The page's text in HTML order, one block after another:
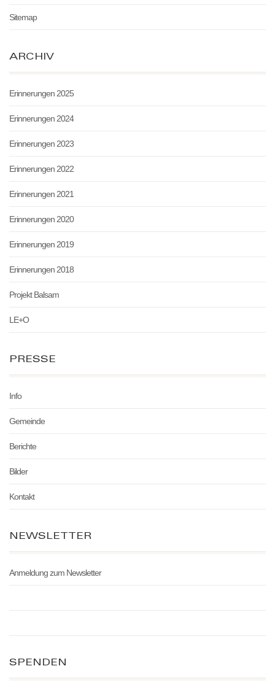
Sitemap
ARCHIV
Erinnerungen 2025
Erinnerungen 2024
Erinnerungen 2023
Erinnerungen 2022
Erinnerungen 2021
Erinnerungen 2020
Erinnerungen 2019
Erinnerungen 2018
Projekt Balsam
LE+O
PRESSE
Info
Gemeinde
Berichte
Bilder
Kontakt
NEWSLETTER
Anmeldung zum Newsletter
SPENDEN